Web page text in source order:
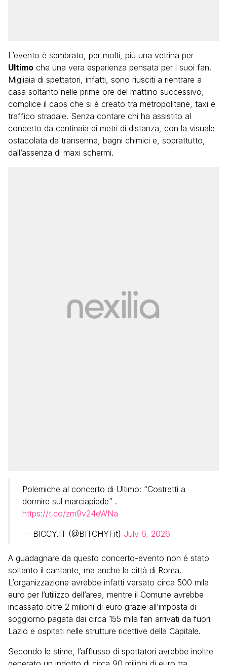
L’evento è sembrato, per molti, più una vetrina per
Ultimo che una vera esperienza pensata per i suoi fan.
Migliaia di spettatori, infatti, sono riusciti a rientrare a
casa soltanto nelle prime ore del mattino successivo,
complice il caos che si è creato tra metropolitane, taxi e
traffico stradale. Senza contare chi ha assistito al
concerto da centinaia di metri di distanza, con la visuale
ostacolata da transenne, bagni chimici e, soprattutto,
dall’assenza di maxi schermi.
Polemiche al concerto di Ultimo: “Costretti a
dormire sul marciapiede” .
https://t.co/zm9v24eWNa
— BICCY.IT (@BITCHYFit) July 6, 2026
A guadagnare da questo concerto-evento non è stato
soltanto il cantante, ma anche la città di Roma.
L’organizzazione avrebbe infatti versato circa 500 mila
euro per l’utilizzo dell’area, mentre il Comune avrebbe
incassato oltre 2 milioni di euro grazie all’imposta di
soggiorno pagata dai circa 155 mila fan arrivati da fuori
Lazio e ospitati nelle strutture ricettive della Capitale.
Secondo le stime, l’afflusso di spettatori avrebbe inoltre